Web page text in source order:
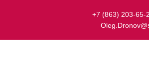
+7 (863) 203-65-